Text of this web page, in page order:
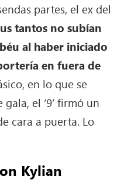
partes, el ex del
tantos no subían
al haber iniciado
en fuera de
en lo que se
el ‘9’ firmó un
cara a puerta. Lo
Kylian